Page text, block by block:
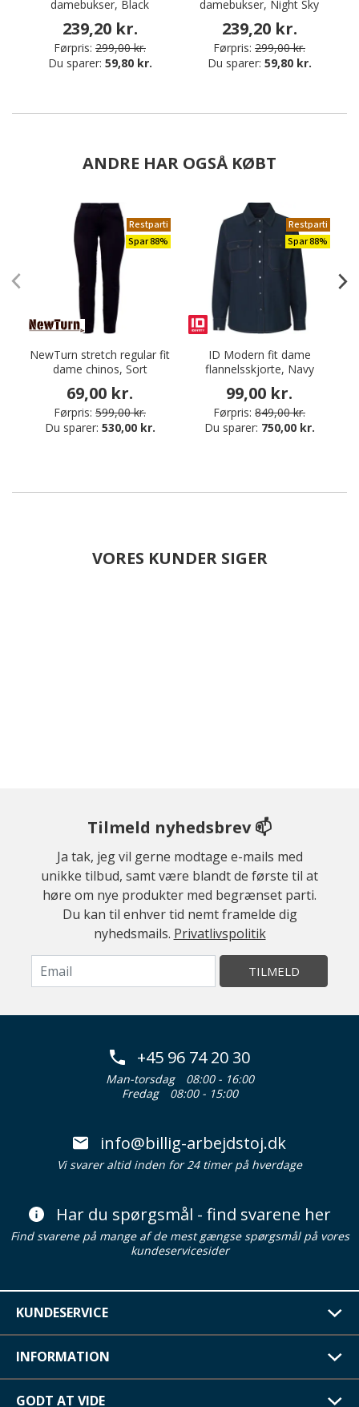
damebukser, Black
239,20 kr.
Førpris: 299,00 kr.
Du sparer: 59,80 kr.
damebukser, Night Sky
239,20 kr.
Førpris: 299,00 kr.
Du sparer: 59,80 kr.
ANDRE HAR OGSÅ KØBT
Restparti
Spar 88%
NewTurn stretch regular fit
dame chinos, Sort
69,00 kr.
Førpris: 599,00 kr.
Du sparer: 530,00 kr.
Restparti
Spar 88%
ID Modern fit dame
flannelsskjorte, Navy
99,00 kr.
Førpris: 849,00 kr.
Du sparer: 750,00 kr.
VORES KUNDER SIGER
Tilmeld nyhedsbrev 📫
Ja tak, jeg vil gerne modtage e-mails med
unikke tilbud, samt være blandt de første til at
høre om nye produkter med begrænset parti.
Du kan til enhver tid nemt framelde dig
nyhedsmails. Privatlivspolitik
TILMELD
+45 96 74 20 30
Man-torsdag
08:00 - 16:00
Fredag
08:00 - 15:00
info@billig-arbejdstoj.dk
Vi svarer altid inden for 24 timer på hverdage
Har du spørgsmål - find svarene her
Find svarene på mange af de mest gængse spørgsmål på vores
kundeservicesider
KUNDESERVICE
INFORMATION
GODT AT VIDE